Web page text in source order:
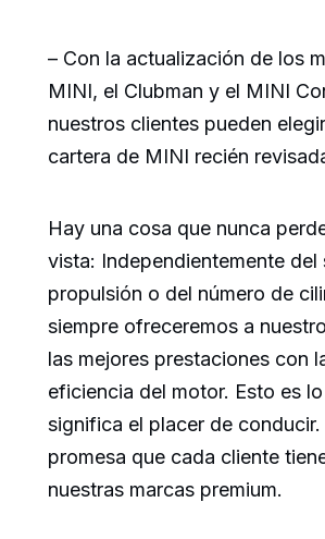
– Con la actualización de los
MINI, el Clubman y el MINI
nuestros clientes pueden
cartera de MINI recién
Hay una cosa que nunca
vista: Independientemente del
propulsión o del número de
siempre ofreceremos a
las mejores prestaciones con
eficiencia del motor. Esto es
significa el placer de conducir.
promesa que cada cliente
nuestras marcas premium.